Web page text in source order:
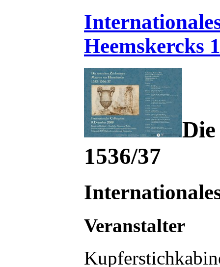
Heemskercks
1536/37
Veranstalter